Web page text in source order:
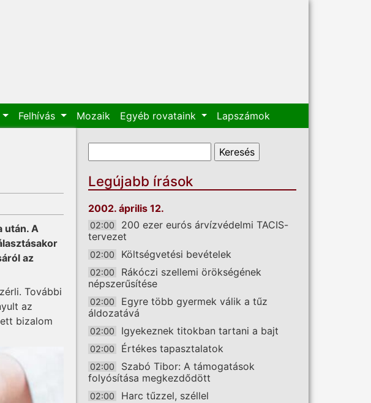
Felhívás Mozaik Egyéb rovataink Lapszámok
után. A
az
További
az
bizalom
Keresés űrlap
Legújabb írások
2002. április 12.
02:00
200 ezer eurós árvízvédelmi TACIS-
tervezet
02:00 Költségvetési bevételek
02:00
Rákóczi szellemi örökségének
népszerűsítése
02:00
Egyre több gyermek válik a tűz
áldozatává
02:00 Igyekeznek titokban tartani a bajt
02:00 Értékes tapasztalatok
02:00
Szabó Tibor: A támogatások
folyósítása megkezdődött
02:00 Harc tűzzel, széllel